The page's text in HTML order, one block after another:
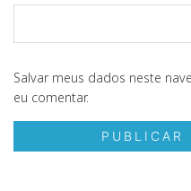
Salvar meus dados neste
eu comentar.